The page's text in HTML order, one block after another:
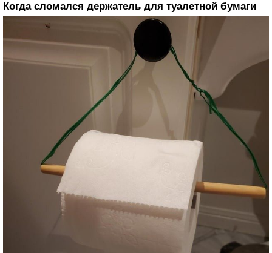
Когда сломался держатель для туалетной бумаги